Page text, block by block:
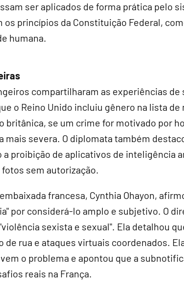
ser aplicados de forma prática pelo
princípios da Constituição Federal,
humana.
compartilharam as experiências de
o Reino Unido incluiu gênero na lista
britânica, se um crime for motivado por
mais severa. O diplomata também
proibição de aplicativos de inteligência
sem autorização.
francesa, Cynthia Ohayon,
por considerá-lo amplo e subjetivo. O
sexista e sexual". Ela detalhou
de rua e ataques virtuais coordenados.
o problema e apontou que a
reais na França.